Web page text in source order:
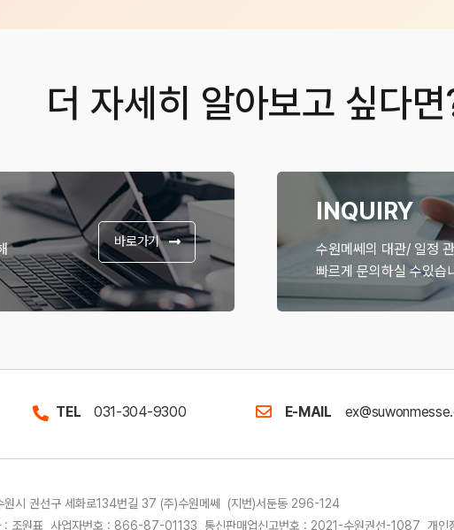
더 자세히 알아보고 싶다
바로가기
INQUIRY
수원메쎄의 대관/ 일정
빠르게 문의하실 수있습
TEL 031-304-9300 E-MAIL
원시 권선구 세화로134번길 37 (주)수원메쎄 (지번)서둔동 296-124
: 조원표 사업자번호 : 866-87-01133 통신판매업신고번호 : 2021-수원권선-1087 개인